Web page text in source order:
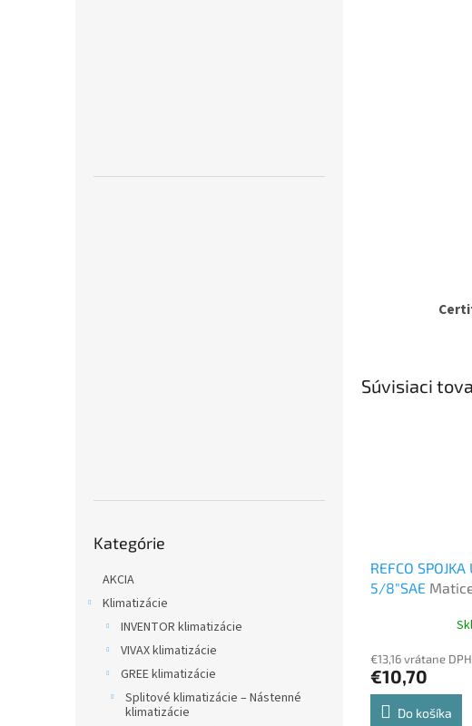
kategórie
Kategórie
AKCIA
Klimatizácie
INVENTOR klimatizácie
VIVAX klimatizácie
GREE klimatizácie
Splitové klimatizácie – Nástenné
klimatizácie
Súvisiaci
REFCO
5/8"SAE
€13,16 vrátane DPH
€10,70
Do košíka